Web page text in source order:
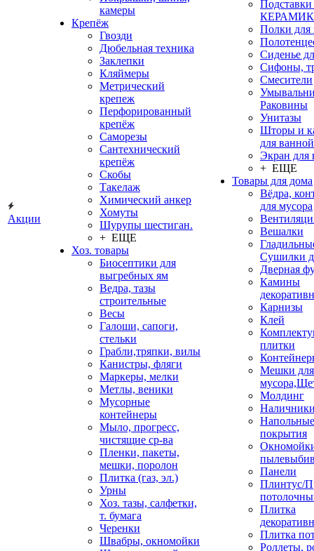
Акции
камеры
Крепёж
Гвозди
Дюбельная техника
Заклепки
Кляймеры
Метрический
крепеж
Перфорированный
крепёж
Саморезы
Сантехнический
крепёж
Скобы
Такелаж
Химический анкер
Хомуты
Шурупы шестиган.
+ ЕЩЕ
Хоз. товары
Биосептики для
выгребных ям
Ведра, тазы
строительные
Весы
Галоши, сапоги,
стельки
Грабли,тряпки, вилы
Канистры, фляги
Маркеры, мелки
Метлы, веники
Мусорные
контейнеры
Мыло, прогресс,
чистящие ср-ва
Пленки, пакеты,
мешки, поролон
Плитка (газ, эл.)
Урны
Хоз. тазы, салфетки,
т. бумага
Черенки
Швабры, окномойки
Полки для
Сиденье
Сифоны,
Смесители
Раковины
Унитазы
Шторы и
для ванной
Экран для
+ ЕЩЕ
Товары для дома
Вёдра,
для мусора
Вешалки
Сушилки
Дверная
Камины
Карнизы
Клей
плитки
Мешки для
Молдинг
Напольные
покрытия
Панели
Плинтус/
Плитка
Плитка
Роллеты,